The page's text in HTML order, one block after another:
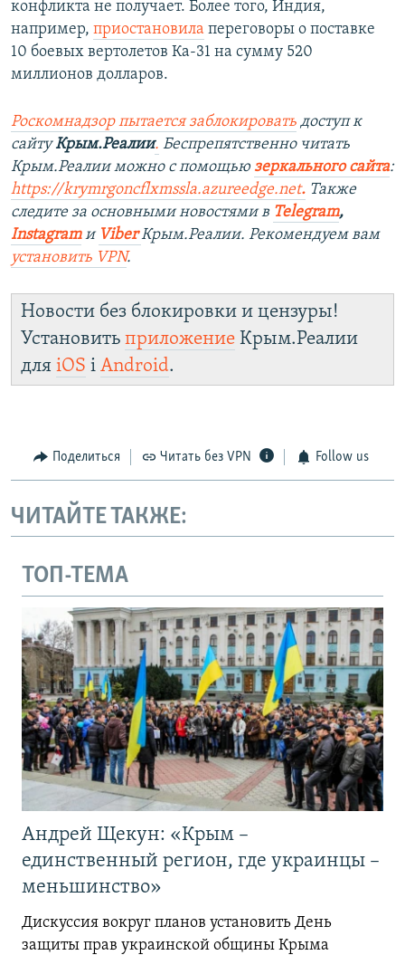
конфликта не получает. Более того, Индия,
например, приостановила переговоры о поставке
10 боевых вертолетов Ка-31 на сумму 520
миллионов долларов.
Роскомнадзор пытается заблокировать доступ к
сайтуКрым.Реалии. Беспрепятственно читать
Крым.Реалии можно с помощью зеркального сайта:
https://krymrgoncflxmssla.azureedge.net. Также
следите за основными новостями в Telegram,
Instagram и ViberКрым.Реалии. Рекомендуем вам
установить VPN.
Новости без блокировки и цензуры!
Установить приложение Крым.Реалии
для iOS і Android.
Поделиться Читать без VPN Follow us
ЧИТАЙТЕ ТАКЖЕ:
ТОП-ТЕМА
Андрей Щекун: «Крым –
единственный регион, где украинцы –
меньшинство»
Дискуссия вокруг планов установить День
защиты прав украинской общины Крыма